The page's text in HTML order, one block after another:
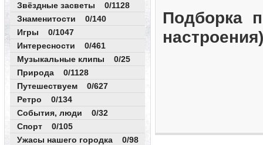
Звёздные засветы 0/1128
Знаменитости 0/140
Игры 0/1047
Интересности 0/461
Музыкальные клипы 0/25
Природа 0/1128
Путешествуем 0/627
Ретро 0/134
События, люди 0/32
Спорт 0/105
Ужасы нашего городка 0/98
Подборка